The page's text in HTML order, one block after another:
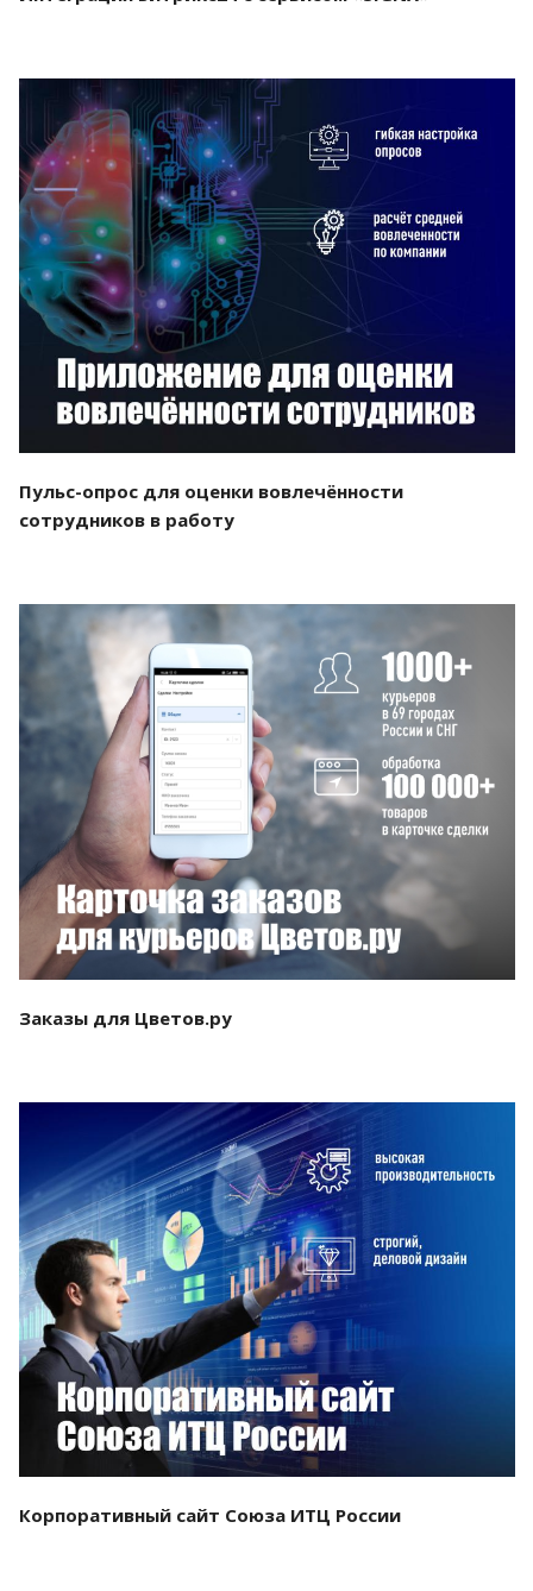
Смотреть проект
Пульс-опрос для оценки вовлечённости
сотрудников в работу
Смотреть проект
Заказы для Цветов.ру
Смотреть проект
Корпоративный сайт Союза ИТЦ России